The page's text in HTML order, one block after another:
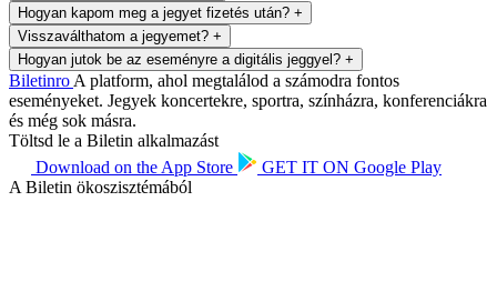
Hogyan kapom meg a jegyet fizetés után? +
Visszaválthatom a jegyemet? +
Hogyan jutok be az eseményre a digitális jeggyel? +
Biletinro A platform, ahol megtalálod a számodra fontos
eseményeket. Jegyek koncertekre, sportra, színházra, konferenciákra
és még sok másra.
Töltsd le a Biletin alkalmazást
Download on the App Store GET IT ON Google Play
A Biletin ökoszisztémából